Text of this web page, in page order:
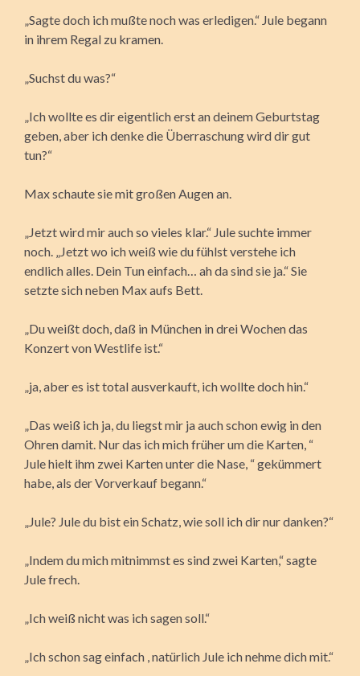
„Sagte doch ich mußte noch was erledigen.“ Jule begann
in ihrem Regal zu kramen.
„Suchst du was?“
„Ich wollte es dir eigentlich erst an deinem Geburtstag
geben, aber ich denke die Überraschung wird dir gut
tun?“
Max schaute sie mit großen Augen an.
„Jetzt wird mir auch so vieles klar.“ Jule suchte immer
noch. „Jetzt wo ich weiß wie du fühlst verstehe ich
endlich alles. Dein Tun einfach… ah da sind sie ja.“ Sie
setzte sich neben Max aufs Bett.
„Du weißt doch, daß in München in drei Wochen das
Konzert von Westlife ist.“
„ja, aber es ist total ausverkauft, ich wollte doch hin.“
„Das weiß ich ja, du liegst mir ja auch schon ewig in den
Ohren damit. Nur das ich mich früher um die Karten, “
Jule hielt ihm zwei Karten unter die Nase, “ gekümmert
habe, als der Vorverkauf begann.“
„Jule? Jule du bist ein Schatz, wie soll ich dir nur danken?“
„Indem du mich mitnimmst es sind zwei Karten,“ sagte
Jule frech.
„Ich weiß nicht was ich sagen soll.“
„Ich schon sag einfach , natürlich Jule ich nehme dich mit.“